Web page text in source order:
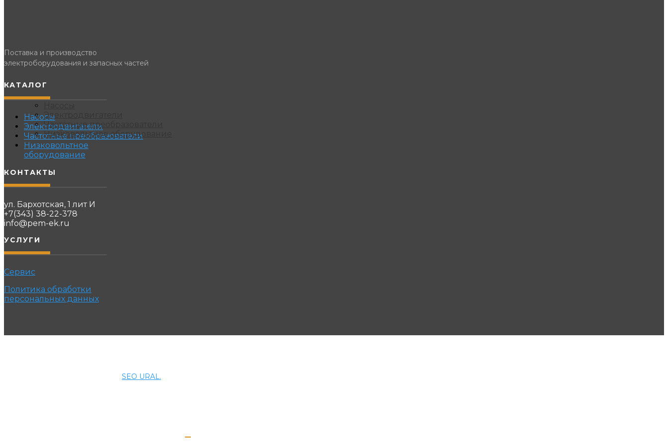
Электродвигатели
Частотные преобразователи
Низковольтное оборудование
Поставка и производство
электроборудования и запасных частей
КАТАЛОГ
Насосы
Электродвигатели
Частотные преобразователи
Низковольтное
оборудование
КОНТАКТЫ
ул. Бархотская, 1 лит И
+7(343) 38-22-378
info@pem-ek.ru
УСЛУГИ
Сервис
Политика обработки
персональных данных
SEO URAL.